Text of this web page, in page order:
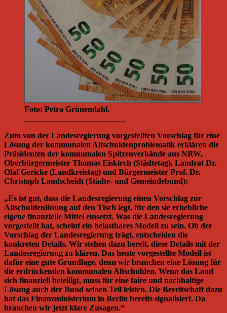
Foto: Petra Grünendahl.
Zum von der Landesregierung vorgestellten Vorschlag für eine
Lösung der kommunalen Altschuldenproblematik erklären die
Präsidenten der kommunalen Spitzenverbände aus NRW,
Oberbürgermeister Thomas Eiskirch (Städtetag), Landrat Dr.
Olaf Gericke (Landkreistag) und Bürgermeister Prof. Dr.
Christoph Landscheidt (Städte- und Gemeindebund):
„Es ist gut, dass die Landesregierung einen Vorschlag zur
Altschuldenlösung auf den Tisch legt, für den sie erhebliche
eigene finanzielle Mittel einsetzt. Was die Landesregierung
vorgestellt hat, scheint ein belastbares Modell zu sein. Ob der
Vorschlag der Landesregierung trägt, entscheiden die
konkreten Details. Wir stehen dazu bereit, diese Details mit der
Landesregierung zu klären. Das heute vorgestellte Modell ist
dafür eine gute Grundlage, denn wir brauchen eine Lösung für
die erdrückenden kommunalen Altschulden. Wenn das Land
sich finanziell beteiligt, muss für eine faire und nachhaltige
Lösung auch der Bund seinen Teil leisten. Die Bereitschaft dazu
hat das Finanzministerium in Berlin bereits signalisiert. Da
brauchen wir jetzt klare Zusagen.“